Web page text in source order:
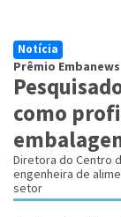
Notícia
Prêmio Embanews
como
Diretora do Centro
engenheira de
setor